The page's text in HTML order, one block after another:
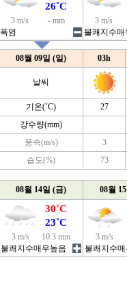
26˚C
3 m/s
- mm
폭염
3 m/s
불쾌지수
08월 09일 (일) 03h
날씨
기온(˚C)
27
강수량(mm)
풍속(m/s)
3
습도(%)
73
08월 14일 (금) 08월
30˚C
23˚C
3 m/s
10.3 mm
불쾌지수매우높음
3 m/s
불쾌지수